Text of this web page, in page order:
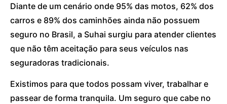
Diante de um cenário onde 95% das motos, 62% dos
carros e 89% dos caminhões ainda não possuem
seguro no Brasil, a Suhai surgiu para atender clientes
que não têm aceitação para seus veículos nas
seguradoras tradicionais.
Existimos para que todos possam viver, trabalhar e
passear de forma tranquila. Um seguro que cabe no